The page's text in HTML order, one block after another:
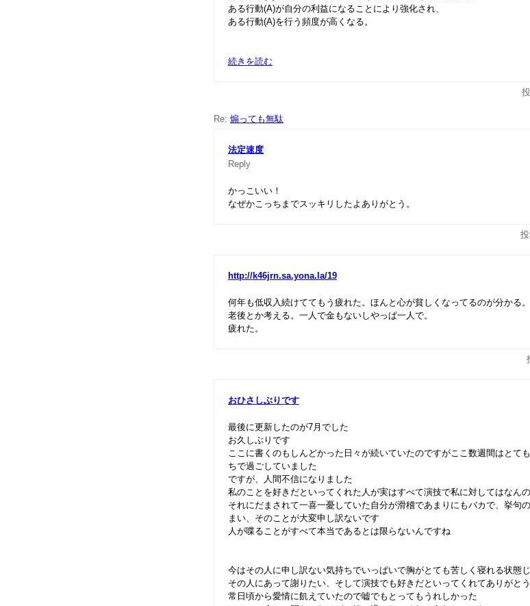
ある行動(A)が自分の利益になることにより強化され、
ある行動(A)を行う頻度が高くなる。
続きを読む
Re: 煽っても無駄
法定速度
Reply
かっこいい！
なぜかこっちまでスッキリしたよありがとう。
http://k46jrn.sa.yona.la/19
何年も低収入続けててもう疲れた。ほんと心が貧しくなってるのが分かる。
老後とか考える。一人で金もないしやっぱ一人で。
疲れた。
おひさしぶりです
最後に更新したのが7月でした
お久しぶりです
ここに書くのもしんどかった日々が続いていたのですがここ数週間はとて
ちで過ごしていました
ですが、人間不信になりました
私のことを好きだといってくれた人が実はすべて演技で私に対してはなん
それにだまされて一喜一憂していた自分が滑稽であまりにもバカで、挙句
まい、そのことが大変申し訳ないです
人が喋ることがすべて本当であるとは限らないんですね
今はその人に申し訳ない気持ちでいっぱいで胸がとても苦しく寝れる状態
その人にあって謝りたい、そして演技でも好きだといってくれてありがと
常日頃から愛情に飢えていたので嘘でもとってもうれしかった